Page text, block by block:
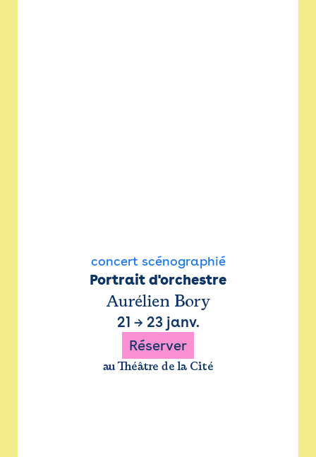
concert scénographié
Portrait d'orchestre
Aurélien Bory
21 → 23 janv.
Réserver
au Théâtre de la Cité